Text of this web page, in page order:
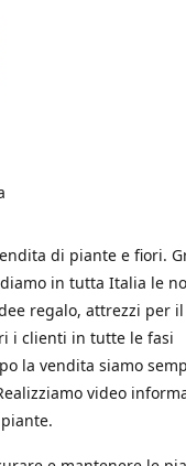
di piante e fiori.
in tutta Italia le
regalo, attrezzi per
i clienti in tutte le fasi
la vendita siamo
video